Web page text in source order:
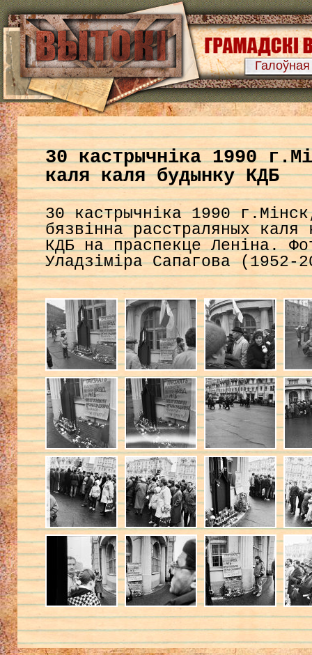
Галоўная
30 кастрычніка 1990
каля каля будынку КДБ
30 кастрычніка 1990
бязвінна расстраляных каля
КДБ на праспекце Леніна.
Уладзіміра Сапагова (1952-